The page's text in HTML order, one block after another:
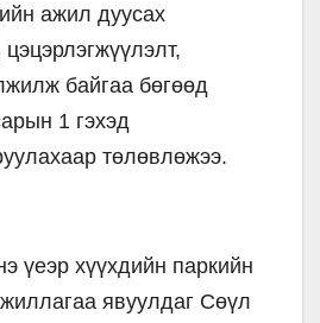
ажил дуусах
байгаа бөгөөд
1 гэхэд
төлөвлөжээ.
үеэр хүүхдийн паркийн
явуулдаг Сөүл